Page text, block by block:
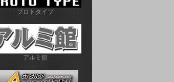
プロトタイプ
アルミ舘